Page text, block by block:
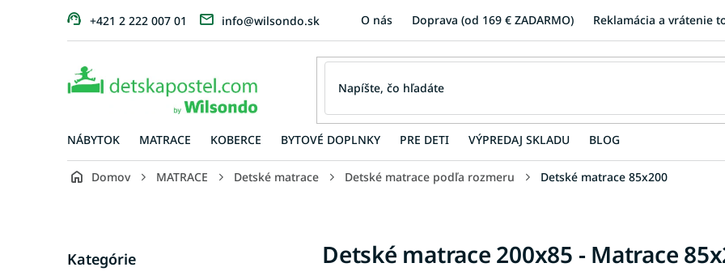
+421 2 222 007 01 info@wilsondo.sk O nás Doprava (od 169 € ZADARMO) Reklamácia a vrátenie
NÁBYTOK MATRACE KOBERCE BYTOVÉ DOPLNKY PRE DETI VÝPREDAJ SKLADU BLOG
Domov MATRACE Detské matrace Detské matrace podľa rozmeru Detské matrace 85x200
n
ý
kategórie
Kategórie Detské matrace 200x85 - Matrace